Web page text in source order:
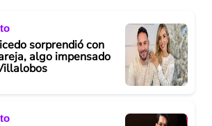
sorprendió con
algo impensado